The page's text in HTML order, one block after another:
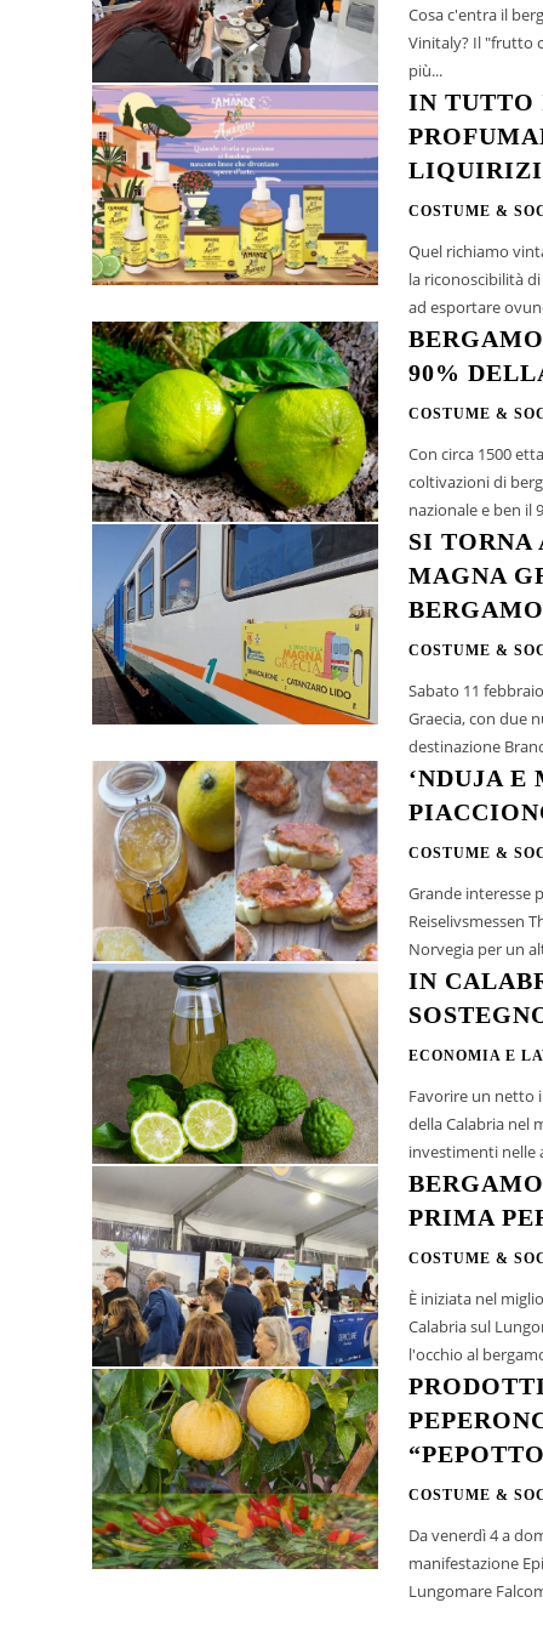
Cosa c'entra il
Vinitaly? Il "frutto
più...
IN TUTTO
COSTUME &
Quel richiamo
la riconoscibilità
ad esportare
90%
COSTUME &
Con circa 1500
coltivazioni di
nazionale e ben il
SI TORNA
MAGNA
COSTUME &
Sabato 11
Graecia, con due
destinazione
‘NDUJA
COSTUME &
Grande interesse
Reiselivsmessen The
Norvegia per un
IN
ECONOMIA E
Favorire un netto
della Calabria nel mondo. Questo lo scopo del bando
investimenti nelle
PRIMA
COSTUME &
È iniziata nel
Calabria sul
COSTUME &
Da venerdì 4 a
manifestazione
Lungomare